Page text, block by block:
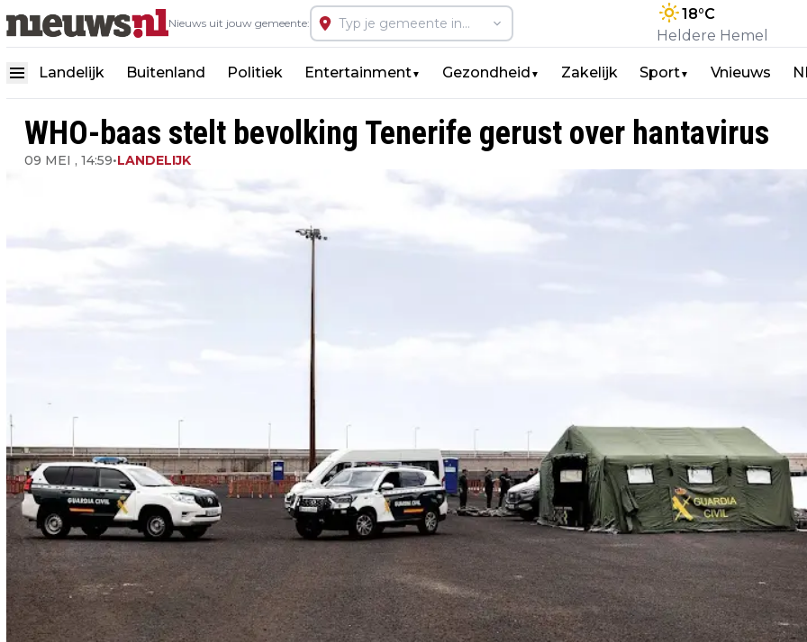
Nieuws uit jouw gemeente:
18°C
Heldere Hemel
Landelijk Buitenland Politiek Entertainment▼ Gezondheid ▼ Zakelijk Sport▼ Vnieuws
WHO-baas stelt bevolking Tenerife gerust over hantavirus
09 MEI , 14:59•LANDELIJK